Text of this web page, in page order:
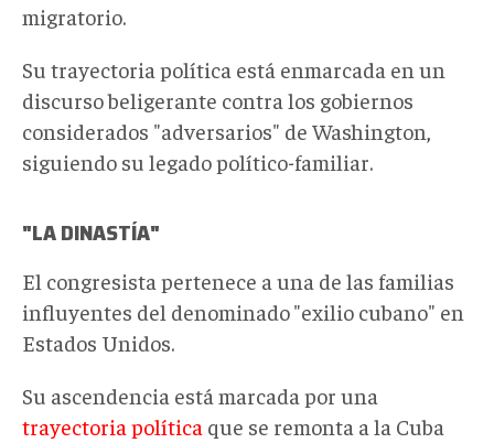
migratorio.
Su trayectoria política está enmarcada en un
discurso beligerante contra los gobiernos
considerados "adversarios" de Washington
siguiendo su legadopolítico-familiar.
"LA DINASTÍA"
El congresista pertenece a una de las familias
influyentes del denominado"exilio cubano" en
Estados Unidos.
Su ascendencia está marcada por una
trayectoria política que se remonta a la Cuba